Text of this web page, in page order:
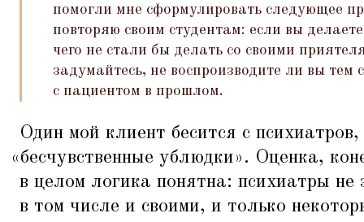
помогли мне сформулировать следующее
повторяю своим студентам: если вы
чего не стали бы делать со своими
задумайтесь, не воспроизводите ли вы
с пациентом в прошлом.
Один мой клиент бесится с
«бесчувственные ублюдки». Оценка,
в целом логика понятна: психиатры не
в том числе и своими, и только